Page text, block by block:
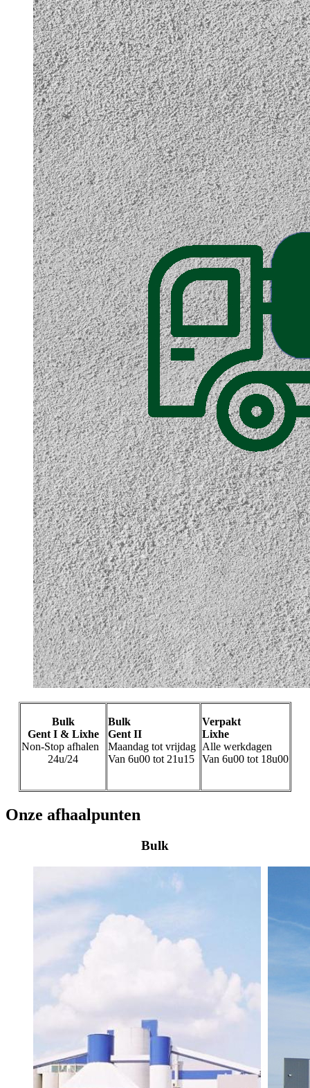
Bulk
Gent I & Lixhe
Non-Stop afhalen
24u/24
Bulk
Gent II
Maandag tot vrijdag
Van 6u00 tot 21u15
Verpakt
Lixhe
Alle werkdagen
Van 6u00 tot 18u00
Onze afhaalpunten
Bulk